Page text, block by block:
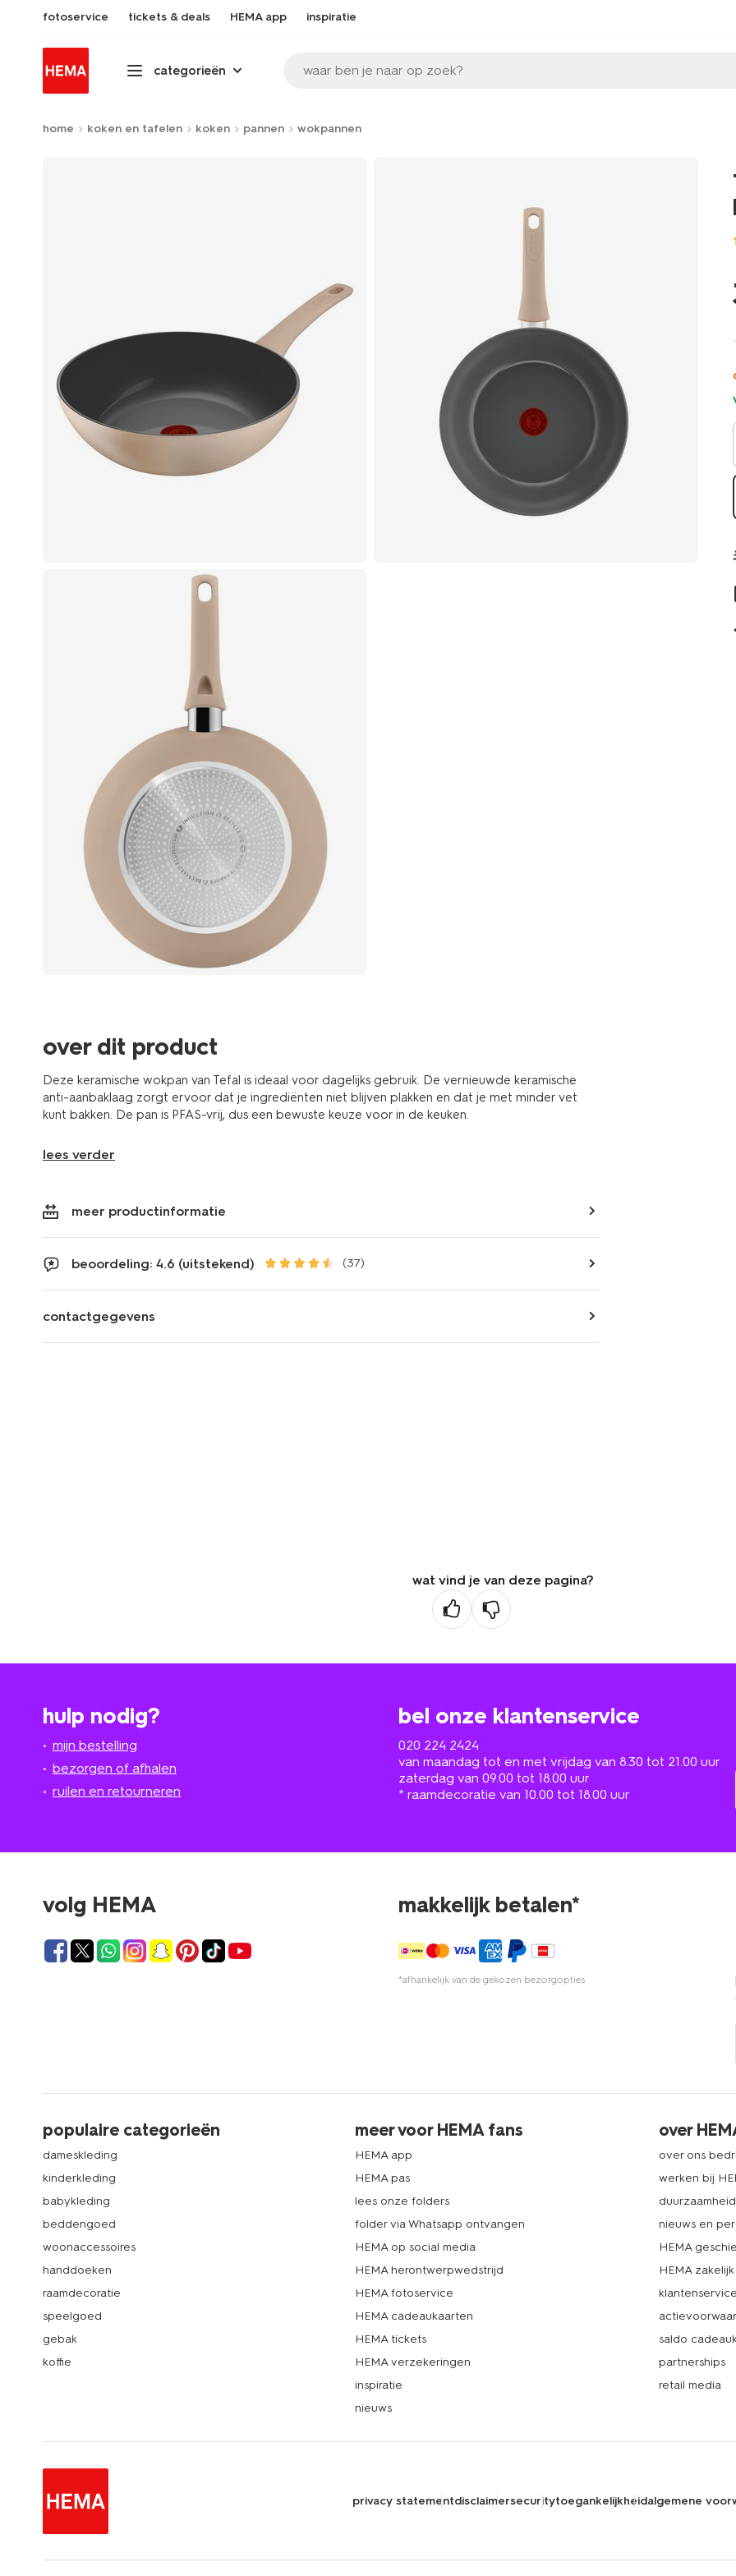
fotoservice tickets & deals HEMA app inspiratie
categorieën waar ben je naar op zoek?
home koken en tafelen koken pannen wokpannen
over dit product
Deze keramische wokpan van Tefal is ideaal voor dagelijks gebruik. De vernieuwde keramische
anti-aanbaklaag zorgt ervoor dat je ingrediënten niet blijven plakken en dat je met minder vet
kunt bakken. De pan is PFAS-vrij, dus een bewuste keuze voor in de keuken.
lees verder
meer productinformatie
beoordeling: 4.6 (uitstekend) (37)
contactgegevens
wat vind je van deze pagina?
hulp nodig?
mijn bestelling
bezorgen of afhalen
ruilen en retourneren
bel onze klantenservice
020 224 2424
van maandag tot en met vrijdag van 8.30 tot 21.00 uur
zaterdag van 09.00 tot 18.00 uur
* raamdecoratie van 10.00 tot 18.00 uur
volg HEMA makkelijk betalen*
*afhankelijk van de gekozen bezorgopties
populaire categorieën
dameskleding
kinderkleding
babykleding
beddengoed
woonaccessoires
handdoeken
raamdecoratie
speelgoed
gebak
koffie
meer voor HEMA fans
HEMA app
HEMA pas
lees onze folders
folder via Whatsapp ontvangen
HEMA op social media
HEMA herontwerpwedstrijd
HEMA fotoservice
HEMA cadeaukaarten
HEMA tickets
HEMA verzekeringen
inspiratie
nieuws
over
over ons
werken bij
duurzaamheid
nieuws en
HEMA
HEMA zakelijk
klantenservice
saldo
partnerships
retail media
privacy statementdisclaimersecuritytoegankelijkheidalgemene